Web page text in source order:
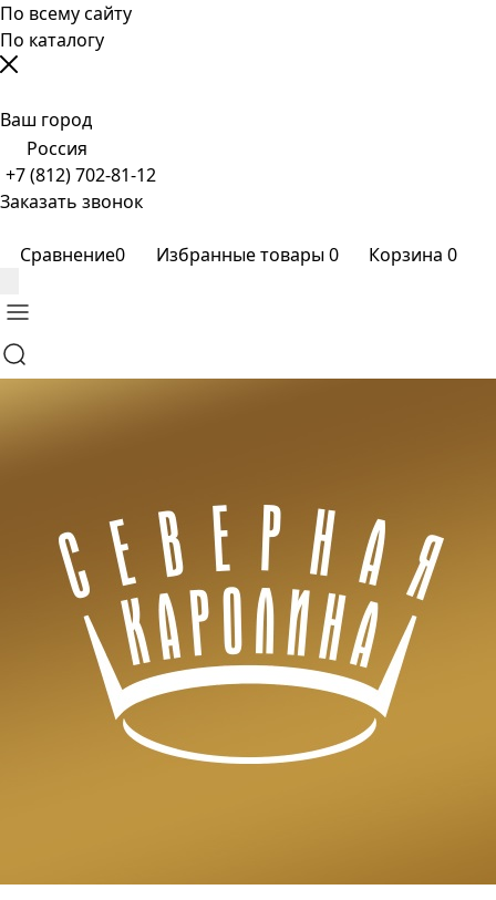
По всему сайту
По каталогу
Ваш город
Россия
+7 (812) 702-81-12
Заказать звонок
Сравнение0 Избранные товары0 Корзина 0